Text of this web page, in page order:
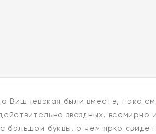
Вишневская были вместе, пока
звездных,
большой буквы, о чем ярко